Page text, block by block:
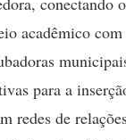
acadêmico
para a
redes de